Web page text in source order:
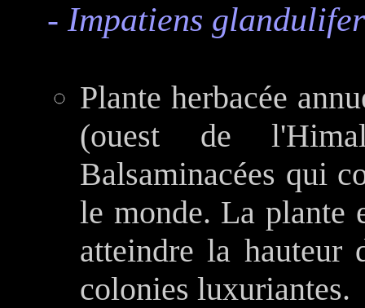
- Impatiens
Plante herbacée
(ouest de
Balsaminacées qui
le monde. La plante
atteindre la hauteur
colonies luxuriantes.